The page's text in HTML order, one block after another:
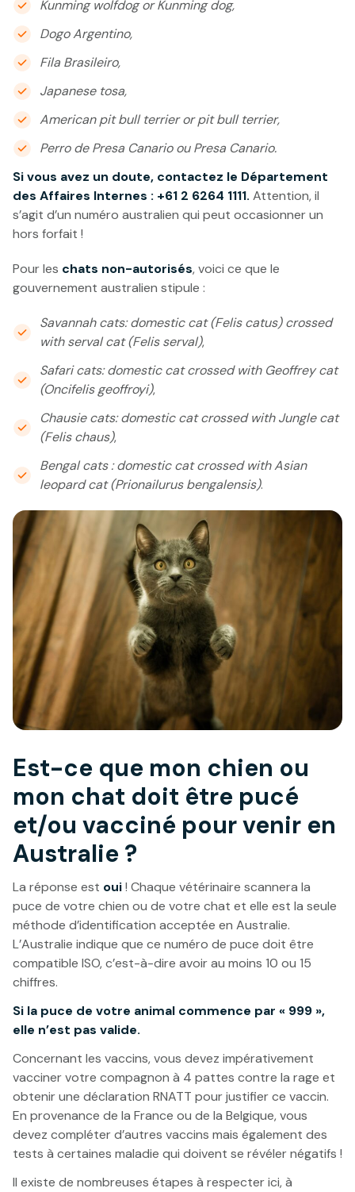
Kunming wolfdog or Kunming dog,
Dogo Argentino,
Fila Brasileiro,
Japanese tosa,
American pit bull terrier or pit bull terrier,
Perro de Presa Canario ou Presa Canario.
Si vous avez un doute, contactez le Département
des Affaires Internes : +61 2 6264 1111. Attention, il
s’agit d’un numéro australien qui peut occasionner un
hors forfait !
Pour les chats non-autorisés, voici ce que le
gouvernement australien stipule :
Savannah cats: domestic cat (Felis catus) crossed
with serval cat (Felis serval),
Safari cats: domestic cat crossed with Geoffrey cat
(Oncifelis geoffroyi),
Chausie cats: domestic cat crossed with Jungle cat
(Felis chaus),
Bengal cats : domestic cat crossed with Asian
leopard cat (Prionailurus bengalensis).
Est-ce que mon chien ou
mon chat doit être pucé
et/ou vacciné pour venir en
Australie ?
La réponse est oui! Chaque vétérinaire scannera la
puce de votre chien ou de votre chat et elle est la seule
méthode d’identification acceptée en Australie.
L’Australie indique que ce numéro de puce doit être
compatible ISO, c’est-à-dire avoir au moins 10 ou 15
chiffres.
Si la puce de votre animal commence par « 999 »,
elle n’est pas valide.
Concernant les vaccins, vous devez impérativement
vacciner votre compagnon à 4 pattes contre la rage et
obtenir une déclaration RNATT pour justifier ce vaccin.
En provenance de la France ou de la Belgique, vous
devez compléter d’autres vaccins mais également des
tests à certaines maladie qui doivent se révéler négatifs !
Il existe de nombreuses étapes à respecter ici, à